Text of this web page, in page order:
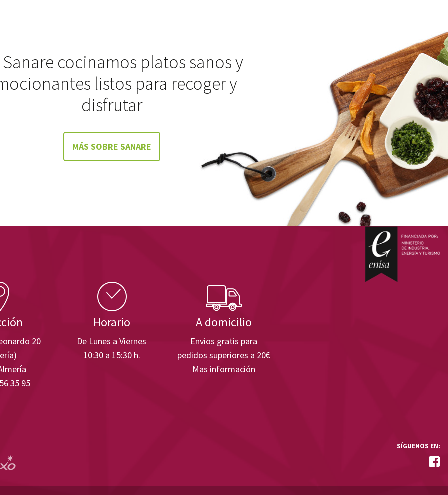
Sanare cocinamos platos sanos y
listos para recoger y
disfrutar
MÁS SOBRE SANARE
20
35 95
Horario
De Lunes a Viernes
10:30 a 15:30 h.
A domicilio
Envios gratis para
pedidos superiores a 20€
Mas información
SÍGUENOS EN: